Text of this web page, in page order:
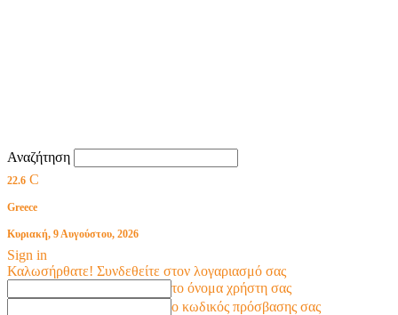
Αναζήτηση
22.6 C
Greece
Κυριακή, 9 Αυγούστου, 2026
Sign in
Καλωσήρθατε! Συνδεθείτε στον λογαριασμό σας
το όνομα χρήστη σας
ο κωδικός πρόσβασης σας